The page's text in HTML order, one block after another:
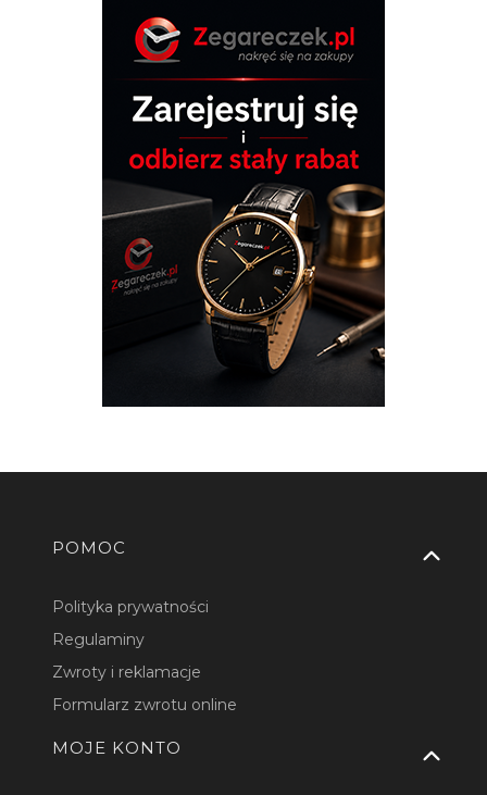
Linki w stopce
POMOC
Polityka prywatności
Regulaminy
Zwroty i reklamacje
Formularz zwrotu online
MOJE KONTO